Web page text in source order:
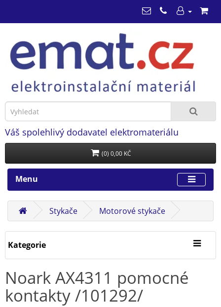
Váš spolehlivý dodavatel elektromateriálu
(0) 0,00 KČ
Menu
Stykače Motorové stykače
Kategorie
Noark AX4311 pomocné
kontakty /101292/